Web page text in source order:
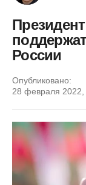
России
Опубликовано:
28 февраля 2022,